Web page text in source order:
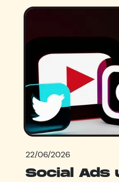
22/06/2026
Social Ads